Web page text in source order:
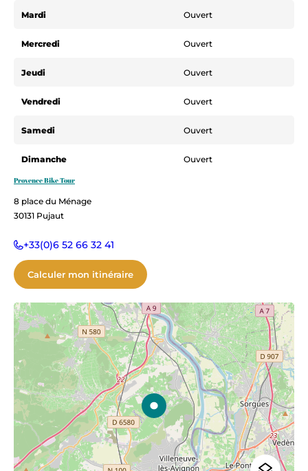
Mardi Ouvert
Mercredi Ouvert
Jeudi Ouvert
Vendredi Ouvert
Samedi Ouvert
Dimanche Ouvert
Provence Bike Tour
8 place du Ménage
30131 Pujaut
+33(0)6 52 66 32 41
Calculer mon itinéraire